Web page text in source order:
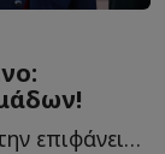
Αποκαλυπτικό ρεπορτάζ φέρνει στην επιφάνεια την δράση τ...